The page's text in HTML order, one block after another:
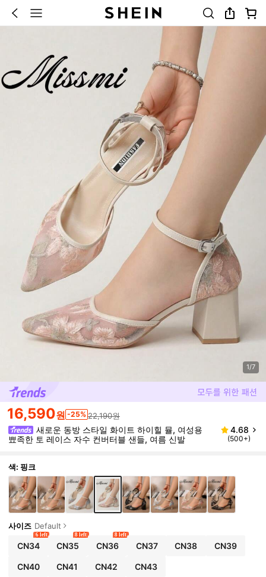
1/7
16,590원 -25% 22,190원
새로운 동방 스타일 화이트 하이힐 뮬, 여성용
뾰족한 토 레이스 자수 컨버터블 샌들, 여름 신발
4.68
(500+)
색: 핑크
사이즈 Default
CN34
6 left
CN35
8 left
CN36
8 left
CN37 CN38 CN39
CN40 CN41 CN42 CN43